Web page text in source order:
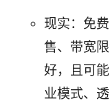
现实：免
售、带宽
好，且可
业模式、